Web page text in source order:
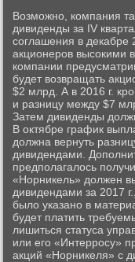
Возможно, компания
дивиденды за IV
соглашения в декабре
акционеров высокими
компании
будет возвращать
$2 млрд. А в 2016 г.
и разницу между $7
Затем дивиденды
В октябре график
должна вернуть
дивидендами.
предполагалось
«Норникель» должен
дивидендами за 2017
было указано в
будет платить
лишиться статуса
или его «Интерросу»
акций «Норникеля» с